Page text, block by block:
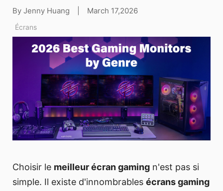
By Jenny Huang March 17,2026
Écrans
Choisir le meilleur écran gaming n'est pas si
simple. Il existe d'innombrables écrans gaming